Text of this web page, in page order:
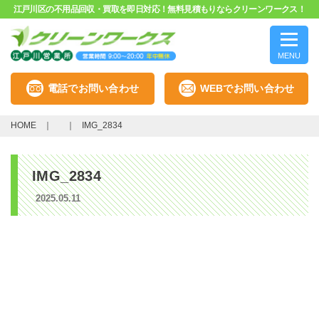
江戸川区の不用品回収・買取を即日対応！無料見積もりならクリーンワークス！
MENU
電話でお問い合わせ WEBでお問い合わせ
HOME IMG_2834
IMG_2834
2025.05.11